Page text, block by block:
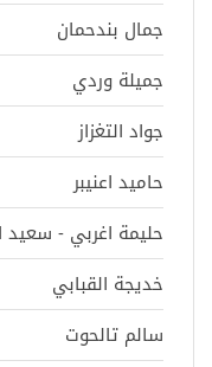
جمال بندحمان
جميلة وردي
جواد التغزاز
حاميد اعنيبر
حليمة اغربي - سعيد
خديجة القبابي
سالم تالحوت